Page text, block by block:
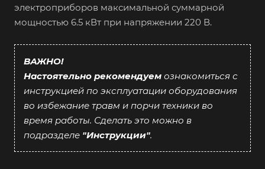
электроприборов максимальной суммарной
мощностью 6.5 кВт при напряжении 220 В.
ВАЖНО!
Настоятельно рекомендуем ознакомиться с
инструкцией по эксплуатации оборудования
во избежание травм и порчи техники во
время работы. Сделать это можно в
подразделе "Инструкции".